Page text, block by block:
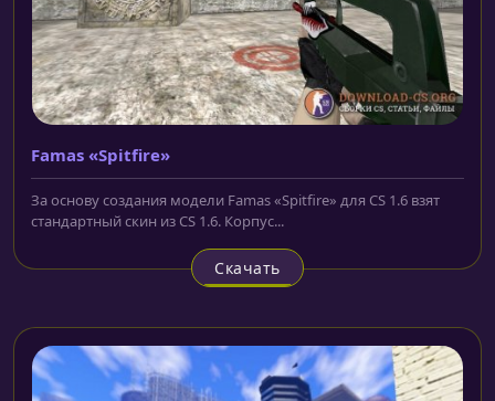
Famas «Spitfire»
За основу создания модели Famas «Spitfire» для CS 1.6 взят
стандартный скин из CS 1.6. Корпус...
Скачать